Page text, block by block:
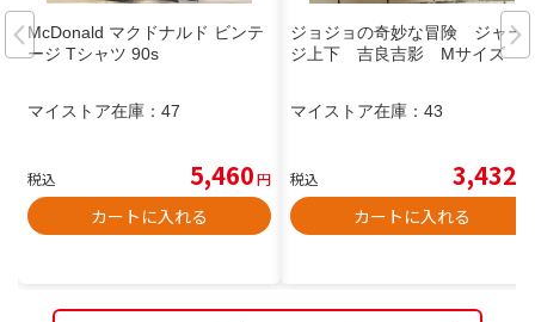
McDonald マクドナルド ビンテ
ージ Tシャツ 90s
マイストア在庫： 47
税込 5,460円
カートに入れる
ジョジョの奇妙な冒険 ジャー
ジ上下 吉良吉影 Mサイズ
マイストア在庫： 43
税込 3,432
カートに入れる